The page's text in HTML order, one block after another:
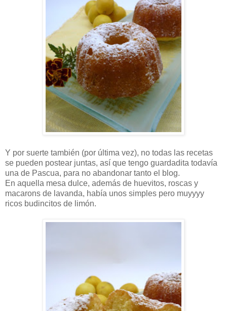
Y por suerte también (por última vez), no todas las recetas
se pueden postear juntas, así que tengo guardadita todavía
una de Pascua, para no abandonar tanto el blog.
En aquella mesa dulce, además de huevitos, roscas y
macarons de lavanda, había unos simples pero muyyyy
ricos budincitos de limón.